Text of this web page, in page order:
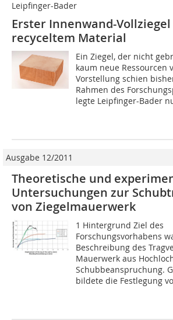
Leipfinger-Bader
Erster Innenwand-Vollziegel
recyceltem Material
Ein Ziegel, der nicht
kaum neue Ressourcen
Vorstellung schien
Rahmen des
legte Leipfinger-Bader
Ausgabe 12/2011
Theoretische und
Untersuchungen zur
von Ziegelmauerwerk
1 Hintergrund Ziel des
Forschungsvorhabens
Beschreibung des
Mauerwerk aus
Schubbeanspruchung.
bildete die Festlegung